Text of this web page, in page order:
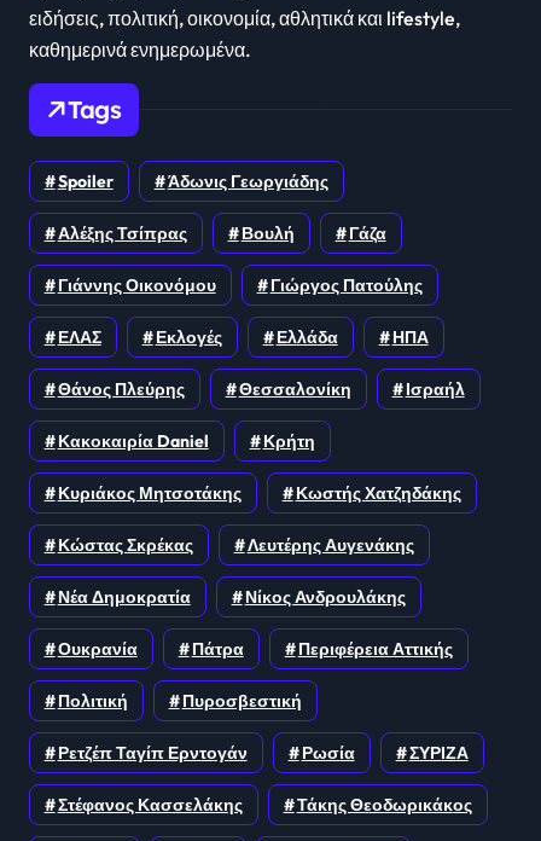
ειδήσεις, πολιτική, οικονομία, αθλητικά και lifestyle,
καθημερινά ενημερωμένα.
Tags
Spoiler Άδωνις Γεωργιάδης
Αλέξης Τσίπρας Βουλή Γάζα
Γιάννης Οικονόμου Γιώργος Πατούλης
ΕΛΑΣ Εκλογές Ελλάδα ΗΠΑ
Θάνος Πλεύρης Θεσσαλονίκη Ισραήλ
Κακοκαιρία Daniel Κρήτη
Κυριάκος Μητσοτάκης Κωστής Χατζηδάκης
Κώστας Σκρέκας Λευτέρης Αυγενάκης
Νέα Δημοκρατία Νίκος Ανδρουλάκης
Ουκρανία Πάτρα Περιφέρεια Αττικής
Πολιτική Πυροσβεστική
Ρετζέπ Ταγίπ Ερντογάν Ρωσία ΣΥΡΙΖΑ
Στέφανος Κασσελάκης Τάκης Θεοδωρικάκος